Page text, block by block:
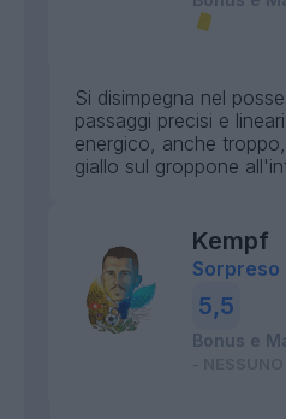
Si disimpegna nel
passaggi precisi e
energico, anche
giallo sul groppone
Kempf
Sorpreso
5,5
Bonus e